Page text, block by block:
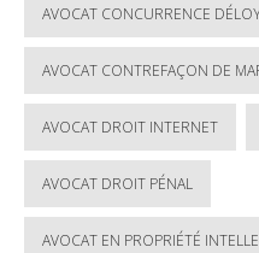
AVOCAT CONCURRENCE
AVOCAT CONTREFAÇON DE
AVOCAT DROIT INTERNET
AVOCAT DROIT PÉNAL
AVOCAT EN PROPRIÉTÉ